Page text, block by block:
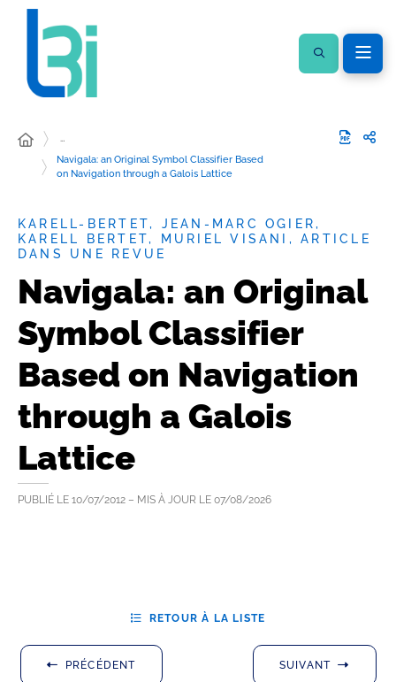
…
Navigala: an Original Symbol Classifier Based
on Navigation through a Galois Lattice
KARELL-BERTET, JEAN-MARC OGIER,
KARELL BERTET, MURIEL VISANI, ARTICLE
DANS UNE REVUE
Navigala: an Original
Symbol Classifier
Based on Navigation
through a Galois
Lattice
PUBLIÉ LE 10/07/2012 – MIS À JOUR LE 07/08/2026
PRÉCÉDENT
RETOUR À LA LISTE
SUIVANT